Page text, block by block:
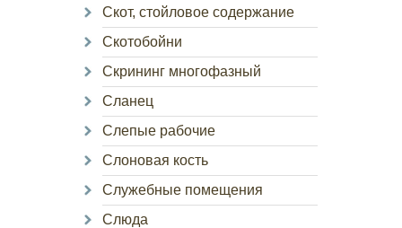
Скот, стойловое содержание
Скотобойни
Скрининг многофазный
Сланец
Слепые рабочие
Слоновая кость
Служебные помещения
Слюда